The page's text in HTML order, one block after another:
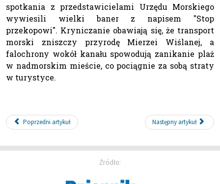
spotkania z przedstawicielami Urzędu Morskiego
wywiesili wielki baner z napisem "Stop
przekopowi". Kryniczanie obawiają się, że transport
morski zniszczy przyrodę Mierzei Wiślanej, a
falochrony wokół kanału spowodują zanikanie plaż
w nadmorskim mieście, co pociągnie za sobą straty
w turystyce.
Poprzedni artykuł Następny artykuł
Źródło: